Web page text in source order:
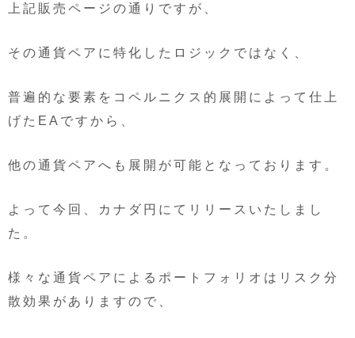
上記販売ページの通りですが、
その通貨ペアに特化したロジックではなく、
普遍的な要素をコペルニクス的展開によって仕上
げたEAですから、
他の通貨ペアへも展開が可能となっております。
よって今回、カナダ円にてリリースいたしまし
た。
様々な通貨ペアによるポートフォリオはリスク分
散効果がありますので、